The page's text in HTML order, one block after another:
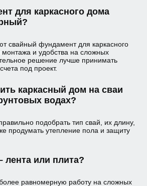
для каркасного дома
свайный фундамент для каркасного
монтажа и удобства на сложных
решение лучше принимать
под проект.
каркасный дом на сваи
водах?
подобрать тип свай, их длину,
продумать утепление пола и защиту
лента или плита?
равномерную работу на сложных